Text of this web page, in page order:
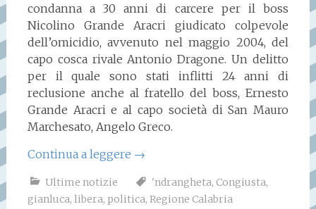
condanna a 30 anni di carcere per il boss
Nicolino Grande Aracri giudicato colpevole
dell’omicidio, avvenuto nel maggio 2004, del
capo cosca rivale Antonio Dragone. Un delitto
per il quale sono stati inflitti 24 anni di
reclusione anche al fratello del boss, Ernesto
Grande Aracri e al capo società di San Mauro
Marchesato, Angelo Greco.
Continua a leggere →
Ultime notizie 'ndrangheta, Congiusta,
gianluca, libera, politica, Regione Calabria